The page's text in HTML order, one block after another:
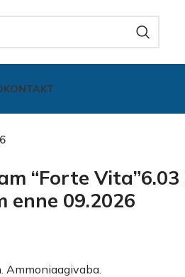
KONTAKT
“Forte
enne 09.2026
Ammoniaagivaba.